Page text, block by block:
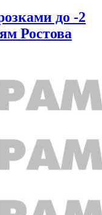
до -2
Ростова